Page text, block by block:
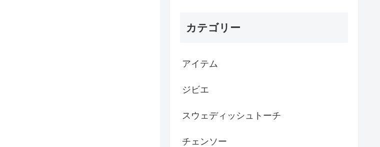
カテゴリー
アイテム
ジビエ
スウェディッシュトーチ
チェンソー